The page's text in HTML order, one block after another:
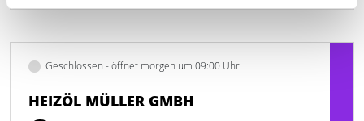
Geschlossen - öffnet morgen um 09:00 Uhr
HEIZÖL MÜLLER GMBH